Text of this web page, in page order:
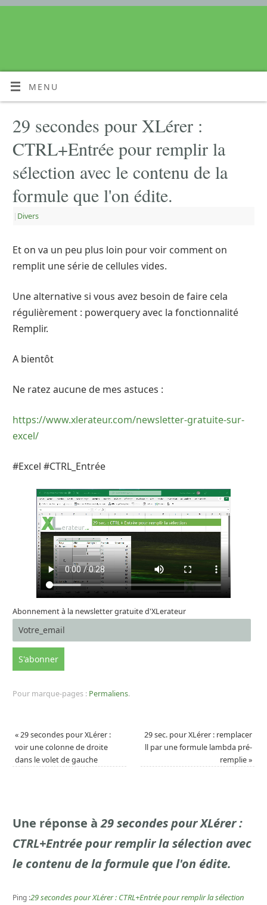
MENU
29 secondes pour XLérer :
CTRL+Entrée pour remplir la
sélection avec le contenu de la
formule que l'on édite.
| Divers
Et on va un peu plus loin pour voir comment on
remplit une série de cellules vides.
Une alternative si vous avez besoin de faire cela
régulièrement : powerquery avec la fonctionnalité
Remplir.
A bientôt
Ne ratez aucune de mes astuces :
https://www.xlerateur.com/newsletter-gratuite-sur-
excel/
#Excel #CTRL_Entrée
Abonnement à la newsletter gratuite d'XLerateur
Pour marque-pages : Permaliens.
«29 secondes pour XLérer :
voir une colonne de droite
dans le volet de gauche
29 sec. pour XLérer : remplacer
ll par une formule lambda pré-
remplie»
Une réponse à29 secondes pour XLérer :
CTRL+Entrée pour remplir la sélection avec
le contenu de la formule que l'on édite.
Ping :29 secondes pour XLérer : CTRL+Entrée pour remplir la sélection